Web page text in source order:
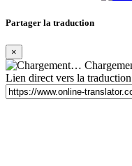
Partager la traduction
×
Lien direct vers la